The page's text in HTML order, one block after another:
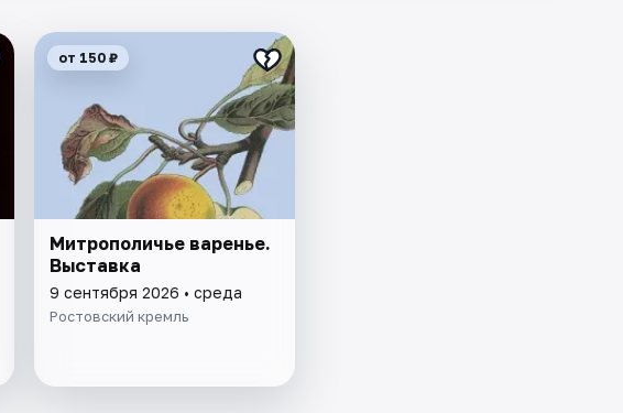
от 150 ₽
Митрополичье варенье.
Выставка
9 сентября 2026 • среда
Ростовский кремль